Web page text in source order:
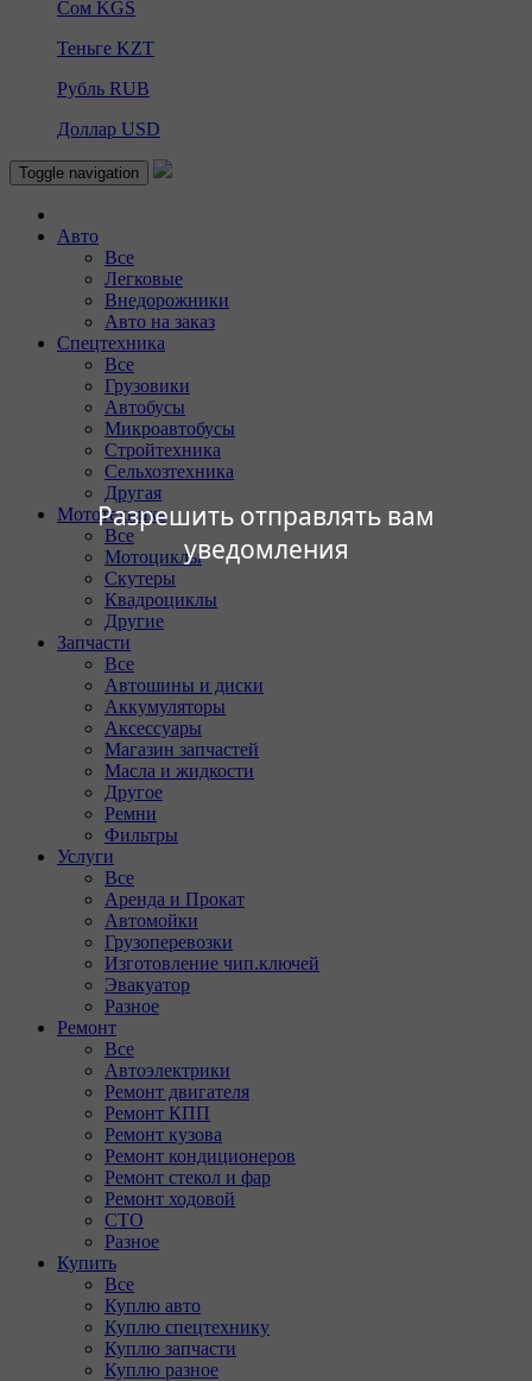
Разрешить отправлять вам
уведомления
Сом KGS
Теньге KZT
Рубль RUB
Доллар USD
Toggle navigation
Авто
Все
Легковые
Внедорожники
Авто на заказ
Спецтехника
Все
Грузовики
Автобусы
Микроавтобусы
Стройтехника
Сельхозтехника
Другая
Мототехника
Все
Мотоциклы
Скутеры
Квадроциклы
Другие
Запчасти
Все
Автошины и диски
Аккумуляторы
Аксессуары
Магазин запчастей
Масла и жидкости
Другое
Ремни
Фильтры
Услуги
Все
Аренда и Прокат
Автомойки
Грузоперевозки
Изготовление чип.ключей
Эвакуатор
Разное
Ремонт
Все
Автоэлектрики
Ремонт двигателя
Ремонт КПП
Ремонт кузова
Ремонт кондиционеров
Ремонт стекол и фар
Ремонт ходовой
СТО
Разное
Купить
Все
Куплю авто
Куплю спецтехнику
Куплю запчасти
Куплю разное